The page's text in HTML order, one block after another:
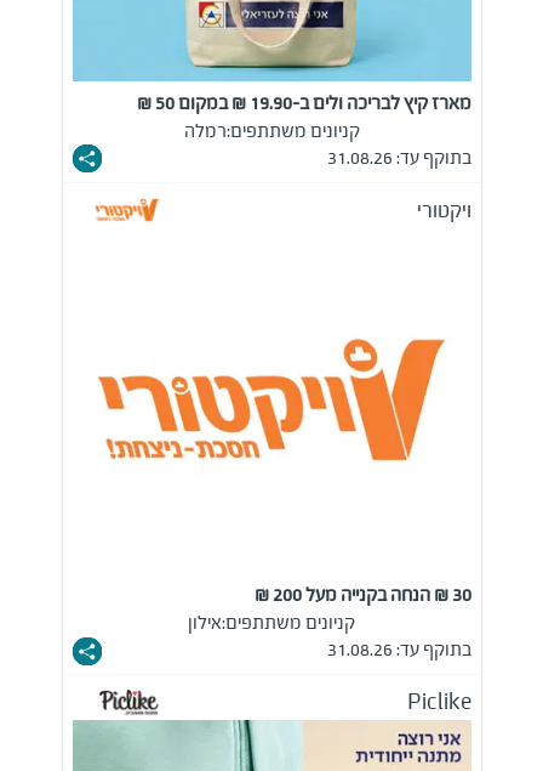
מארז קיץ לבריכה ולים ב-19.90 ₪ במקום 50 ₪
קניונים משתתפים:רמלה
בתוקף עד: 31.08.26
ויקטורי
30 ₪ הנחה בקנייה מעל 200 ₪
קניונים משתתפים:אילון
בתוקף עד: 31.08.26
Piclike